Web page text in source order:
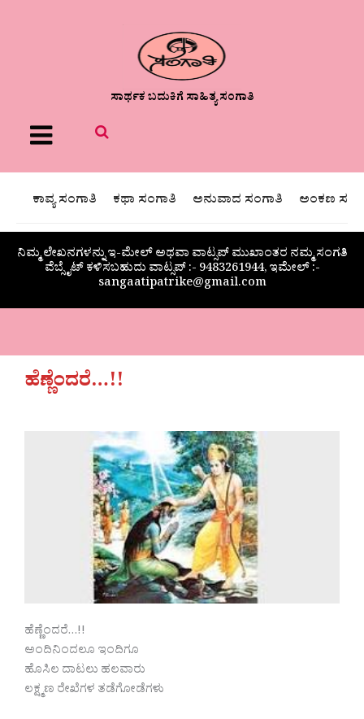
ಸಾರ್ಥಕ ಬದುಕಿಗೆ ಸಾಹಿತ್ಯ ಸಂಗಾತಿ
Menu
ಕಾವ್ಯ ಸಂಗಾತಿ ಕಥಾ ಸಂಗಾತಿ ಅನುವಾದ ಸಂಗಾತಿ ಅಂಕಣ
ನಿಮ್ಮ ಲೇಖನಗಳನ್ನು ಇ-ಮೇಲ್ ಅಥವಾ ವಾಟ್ಸಪ್ ಮುಖಾಂತರ ನಮ್ಮ ಸಂಗತಿ
ವೆಬ್ಸೈಟ್ ಕಳಿಸಬಹುದು ವಾಟ್ಸಪ್‌ :- 9483261944, ಇಮೇಲ್ :-
sangaatipatrike@gmail.com
ಹೆಣ್ಣೆಂದರೆ…!!
ಹೆಣ್ಣೆಂದರೆ…!!
ಅಂದಿನಿಂದಲೂ ಇಂದಿಗೂ
ಹೊಸಿಲ ದಾಟಲು ಹಲವಾರು
ಲಕ್ಷ್ಮಣ ರೇಖೆಗಳ ತಡೆಗೋಡೆಗಳು